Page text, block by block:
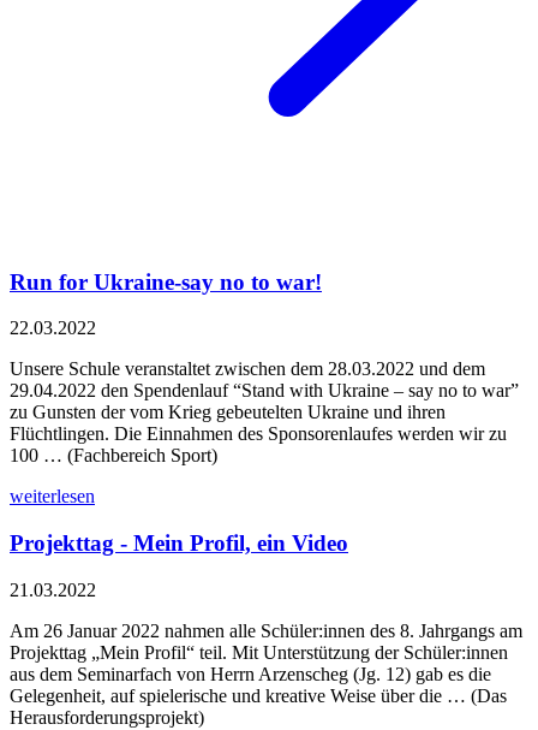
Run for Ukraine-say no to war!
22.03.2022
Unsere Schule veranstaltet zwischen dem 28.03.2022 und dem
29.04.2022 den Spendenlauf “Stand with Ukraine – say no to war”
zu Gunsten der vom Krieg gebeutelten Ukraine und ihren
Flüchtlingen. Die Einnahmen des Sponsorenlaufes werden wir zu
100 … (Fachbereich Sport)
weiterlesen
Projekttag - Mein Profil, ein Video
21.03.2022
Am 26 Januar 2022 nahmen alle Schüler:innen des 8. Jahrgangs am
Projekttag „Mein Profil“ teil. Mit Unterstützung der Schüler:innen
aus dem Seminarfach von Herrn Arzenscheg (Jg. 12) gab es die
Gelegenheit, auf spielerische und kreative Weise über die … (Das
Herausforderungsprojekt)